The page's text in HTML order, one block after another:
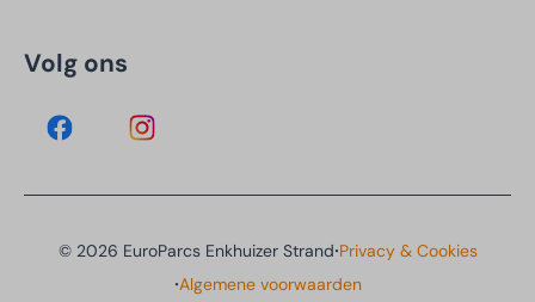
Volg ons
© 2026 EuroParcs Enkhuizer Strand·Privacy & Cookies
·Algemene voorwaarden